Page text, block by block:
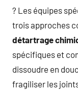
? Les équipes
trois approches
détartrage
spécifiques et
dissoudre en
fragiliser les